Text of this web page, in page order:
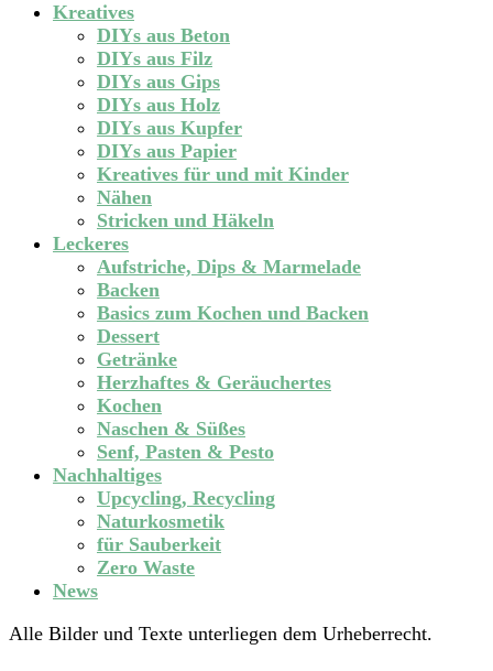
Kreatives
DIYs aus Beton
DIYs aus Filz
DIYs aus Gips
DIYs aus Holz
DIYs aus Kupfer
DIYs aus Papier
Kreatives für und mit Kinder
Nähen
Stricken und Häkeln
Leckeres
Aufstriche, Dips & Marmelade
Backen
Basics zum Kochen und Backen
Dessert
Getränke
Herzhaftes & Geräuchertes
Kochen
Naschen & Süßes
Senf, Pasten & Pesto
Nachhaltiges
Upcycling, Recycling
Naturkosmetik
für Sauberkeit
Zero Waste
News
Alle Bilder und Texte unterliegen dem Urheberrecht.